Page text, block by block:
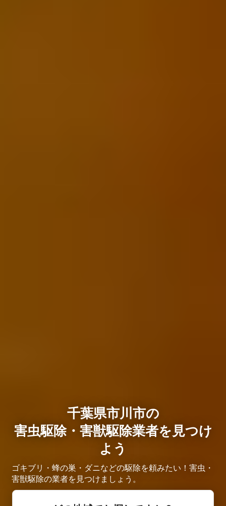
千葉県市川市の
害虫駆除・害獣駆除業者を見つけ
よう
ゴキブリ・蜂の巣・ダニなどの駆除を頼みたい！害虫・
害獣駆除の業者を見つけましょう。